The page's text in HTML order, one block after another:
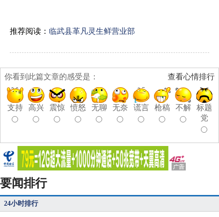
推荐阅读： 临武县革凡灵生鲜营业部
查看心情排行
你看到此篇文章的感受是：
支持 高兴 震惊 愤怒 无聊 无奈 谎言 枪稿 不解
标题
党
要闻排行
24小时排行